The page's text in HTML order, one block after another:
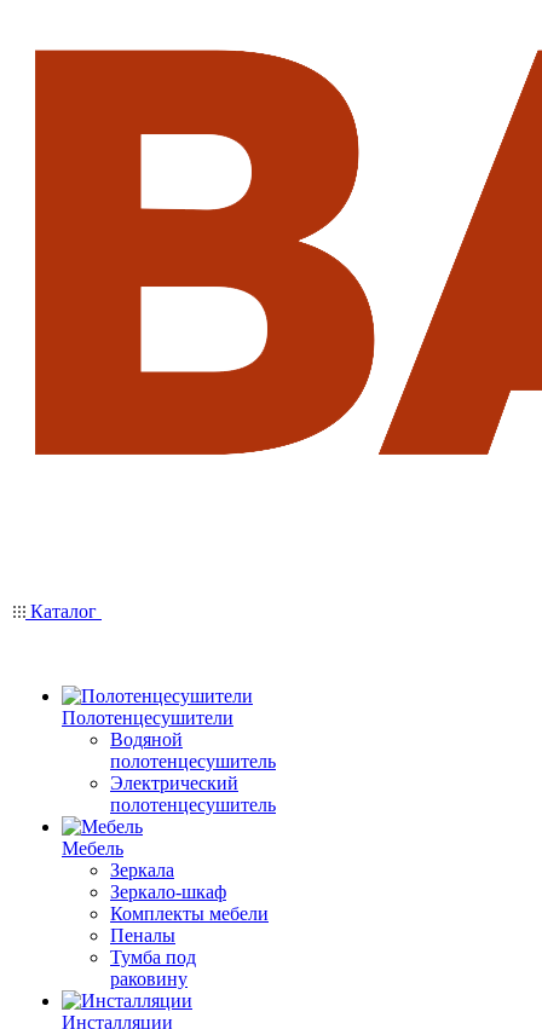
Каталог
Полотенцесушители
Водяной
полотенцесушитель
Электрический
полотенцесушитель
Мебель
Зеркала
Зеркало-шкаф
Комплекты мебели
Пеналы
Тумба под
раковину
Инсталляции